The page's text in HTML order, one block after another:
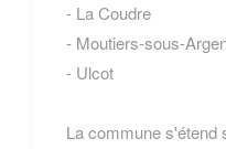
- La Coudre
- Moutiers-sous-
- Ulcot
La commune s'étend